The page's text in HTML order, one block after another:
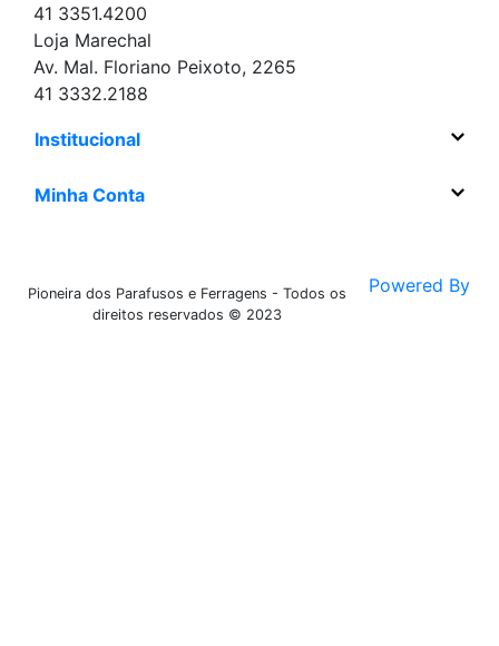
41 3351.4200
Loja Marechal
Av. Mal. Floriano Peixoto, 2265
41 3332.2188
Institucional
Minha Conta
Pioneira dos Parafusos e Ferragens - Todos os
direitos reservados © 2023
Powered By